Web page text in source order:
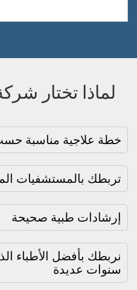
لماذا تختار
خطة علاجية مناسبة
تربطك بالمستشفيات
إرشادات طبية صحيحة
نربطك بأفضل الأطباء
سنوات عديدة